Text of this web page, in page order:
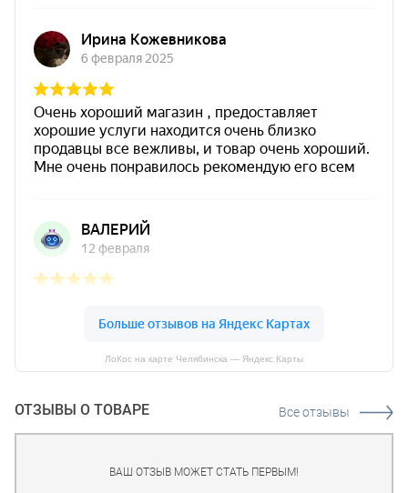
ЛоКос на карте Челябинска — Яндекс Карты
ОТЗЫВЫ О ТОВАРЕ Все отзывы
ВАШ ОТЗЫВ МОЖЕТ СТАТЬ ПЕРВЫМ!